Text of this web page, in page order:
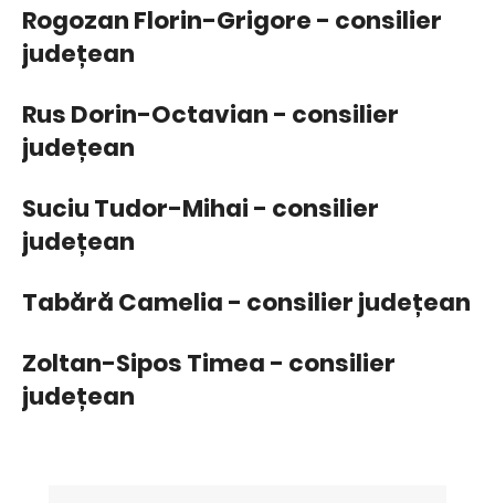
Rogozan Florin-Grigore - consilier
județean
Rus Dorin-Octavian - consilier
județean
Suciu Tudor-Mihai - consilier
județean
Tabără Camelia - consilier județean
Zoltan-Sipos Timea - consilier
județean